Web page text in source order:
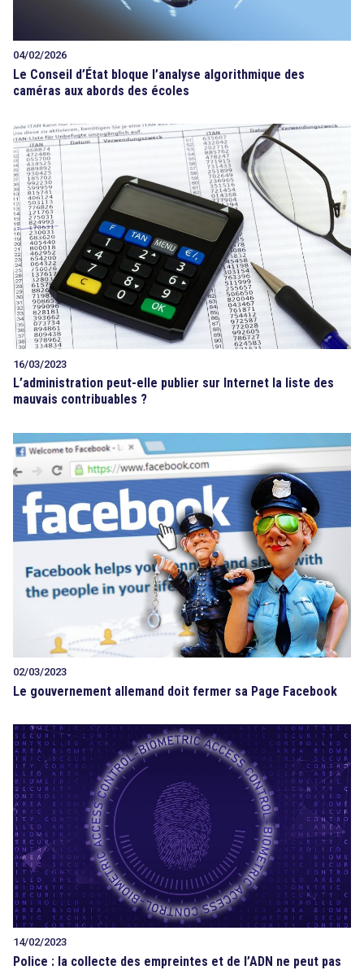
04/02/2026
Le Conseil d’État bloque l’analyse algorithmique des
caméras aux abords des écoles
16/03/2023
L’administration peut-elle publier sur Internet la liste des
mauvais contribuables ?
02/03/2023
Le gouvernement allemand doit fermer sa Page Facebook
14/02/2023
Police : la collecte des empreintes et de l’ADN ne peut pas